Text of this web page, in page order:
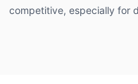
competitive, especially for
to make small profits on
times of high volatility.